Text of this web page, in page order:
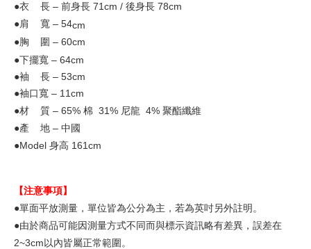
●衣 長 – 前身長 71cm / 後身長 78cm
●肩 寬 – 54cm
●胸 圍 – 60cm
●下擺寬 – 64cm
●袖 長 – 53cm
●袖口寬 – 11cm
●材 質 – 65% 棉 31% 尼龍 4% 聚酯纖維
●產 地 – 中國
●Model 身高 161cm
【注意事項】
●單面平放測量，單位皆為公分為主，若為英吋另外註明。
●由於商品可能因測量方式不同而與標示資訊略有差異，誤差在
2~3cm以內皆屬正常範圍。